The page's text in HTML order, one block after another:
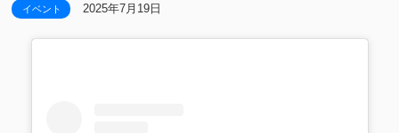
イベント 2025年7月19日